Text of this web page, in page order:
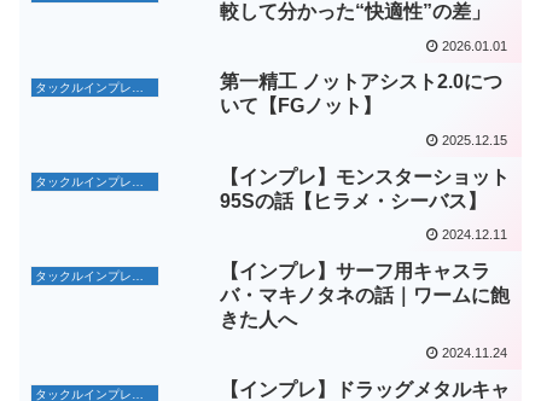
較して分かった“快適性”の差」
2026.01.01
第一精工 ノットアシスト2.0につ
いて【FGノット】
2025.12.15
【インプレ】モンスターショット
95Sの話【ヒラメ・シーバス】
2024.12.11
【インプレ】サーフ用キャスラ
バ・マキノタネの話｜ワームに飽
きた人へ
2024.11.24
【インプレ】ドラッグメタルキャ